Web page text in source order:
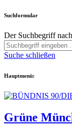
Suchformular
Der Suchbegriff
Suche schließen
Hauptmenü:
Grüne